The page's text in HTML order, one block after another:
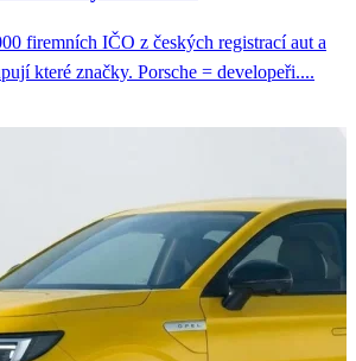
firemních IČO z českých registrací aut a
které značky. Porsche = developeři....